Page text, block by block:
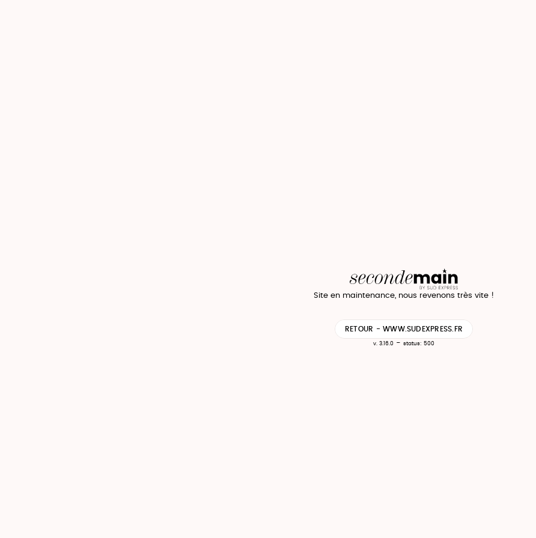
Site en maintenance, nous revenons très vite !
RETOUR - WWW.SUDEXPRESS.FR
v. 3.16.0 - status: 500